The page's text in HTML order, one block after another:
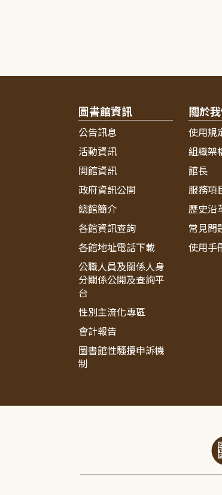
圖書館資訊
公告訊息
活動資訊
開館資訊
政府資訊公開
總館簡介
各館資訊查詢
各館地址電話下載
公職人員及關係人身
分關係公開及查詢平
台
性別主流化專區
會計報告
圖書館性騷擾申訴機
制
關於
使用規
組織架
館長
服務項
歷史沿
常見問
使用手